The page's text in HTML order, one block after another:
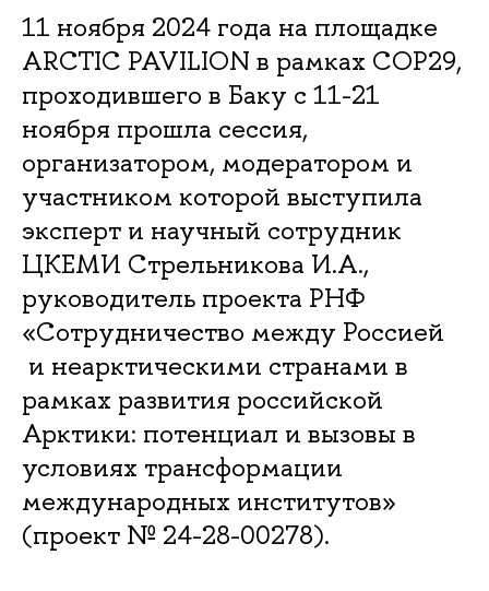
11 ноября 2024 года на площадке
ARCTIC PAVILION в рамках COP29,
проходившего в Баку с 11-21
ноября прошла сессия,
организатором, модератором и
участником которой выступила
эксперт и научный сотрудник
ЦКЕМИ Стрельникова И.А.,
руководитель проекта РНФ
«Сотрудничество между Россией
и неарктическими странами в
рамках развития российской
Арктики: потенциал и вызовы в
условиях трансформации
международных институтов»
(проект № 24-28-00278).